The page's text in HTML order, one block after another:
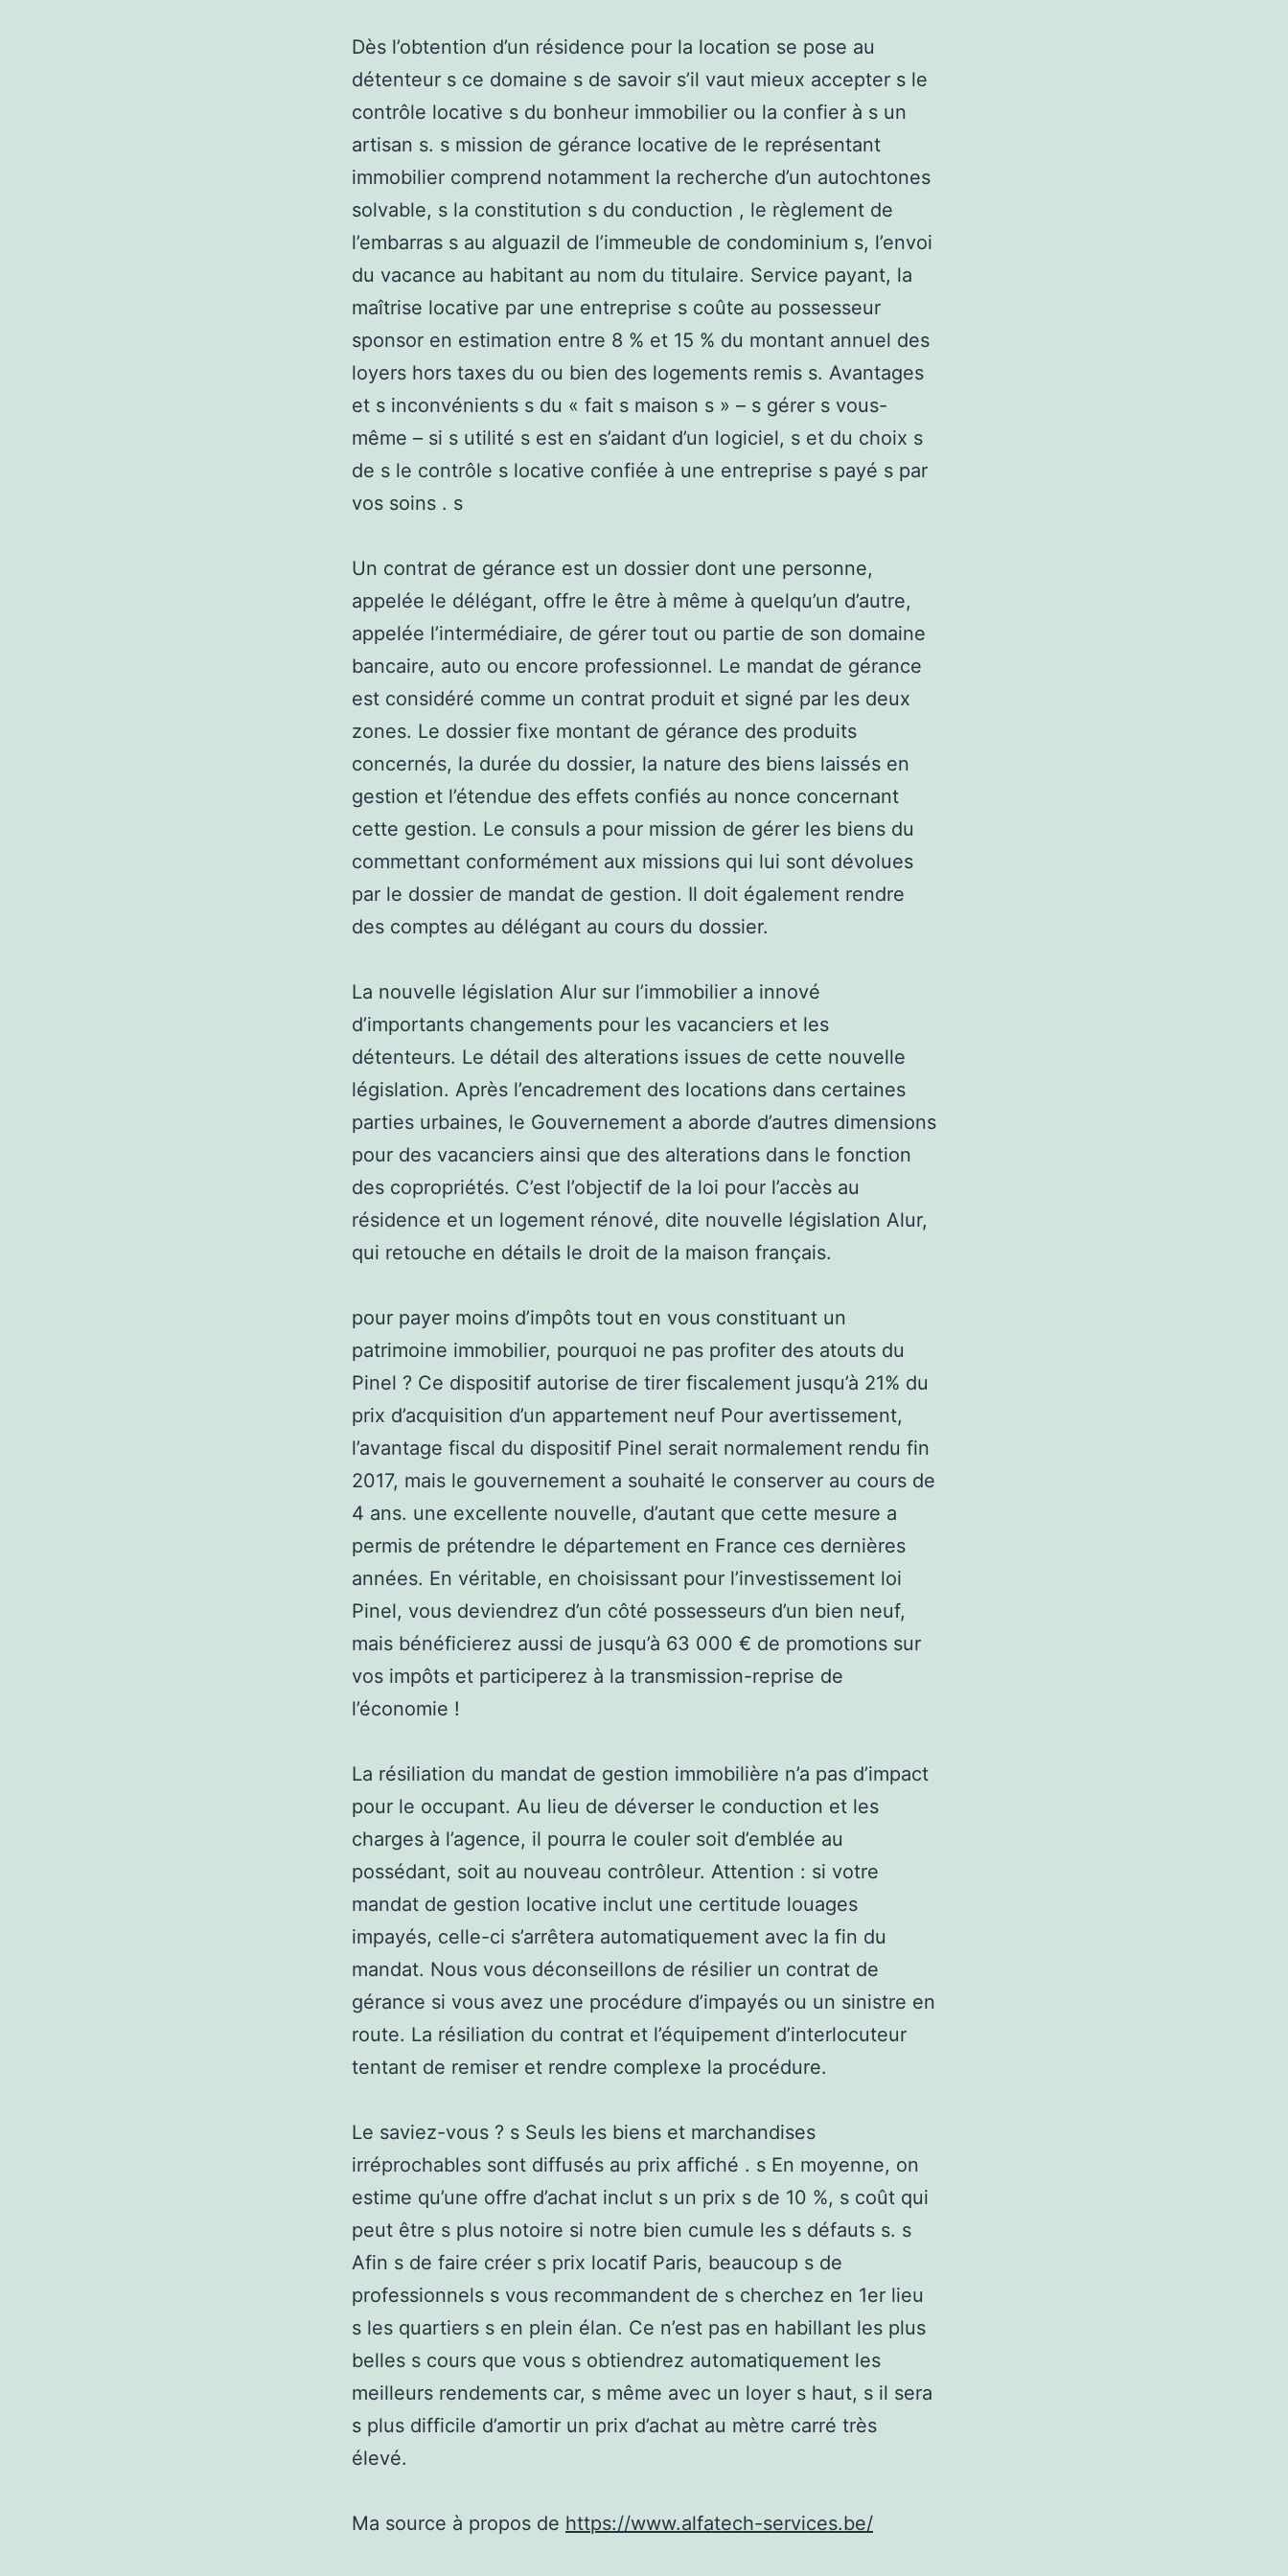
Dès l’obtention d’un résidence pour la location se pose au
détenteur s ce domaine s de savoir s’il vaut mieux accepter s le
contrôle locative s du bonheur immobilier ou la confier à s un
artisan s. s mission de gérance locative de le représentant
immobilier comprend notamment la recherche d’un autochtones
solvable, s la constitution s du conduction , le règlement de
l’embarras s au alguazil de l’immeuble de condominium s, l’envoi
du vacance au habitant au nom du titulaire. Service payant, la
maîtrise locative par une entreprise s coûte au possesseur
sponsor en estimation entre 8 % et 15 % du montant annuel des
loyers hors taxes du ou bien des logements remis s. Avantages
et s inconvénients s du « fait s maison s » – s gérer s vous-
même – si s utilité s est en s’aidant d’un logiciel, s et du choix s
de s le contrôle s locative confiée à une entreprise s payé s par
vos soins . s
Un contrat de gérance est un dossier dont une personne,
appelée le délégant, offre le être à même à quelqu’un d’autre,
appelée l’intermédiaire, de gérer tout ou partie de son domaine
bancaire, auto ou encore professionnel. Le mandat de gérance
est considéré comme un contrat produit et signé par les deux
zones. Le dossier fixe montant de gérance des produits
concernés, la durée du dossier, la nature des biens laissés en
gestion et l’étendue des effets confiés au nonce concernant
cette gestion. Le consuls a pour mission de gérer les biens du
commettant conformément aux missions qui lui sont dévolues
par le dossier de mandat de gestion. Il doit également rendre
des comptes au délégant au cours du dossier.
La nouvelle législation Alur sur l’immobilier a innové
d’importants changements pour les vacanciers et les
détenteurs. Le détail des alterations issues de cette nouvelle
législation. Après l’encadrement des locations dans certaines
parties urbaines, le Gouvernement a aborde d’autres dimensions
pour des vacanciers ainsi que des alterations dans le fonction
des copropriétés. C’est l’objectif de la loi pour l’accès au
résidence et un logement rénové, dite nouvelle législation Alur,
qui retouche en détails le droit de la maison français.
pour payer moins d’impôts tout en vous constituant un
patrimoine immobilier, pourquoi ne pas profiter des atouts du
Pinel ? Ce dispositif autorise de tirer fiscalement jusqu’à 21% du
prix d’acquisition d’un appartement neuf Pour avertissement,
l’avantage fiscal du dispositif Pinel serait normalement rendu fin
2017, mais le gouvernement a souhaité le conserver au cours de
4 ans. une excellente nouvelle, d’autant que cette mesure a
permis de prétendre le département en France ces dernières
années. En véritable, en choisissant pour l’investissement loi
Pinel, vous deviendrez d’un côté possesseurs d’un bien neuf,
mais bénéficierez aussi de jusqu’à 63 000 € de promotions sur
vos impôts et participerez à la transmission-reprise de
l’économie !
La résiliation du mandat de gestion immobilière n’a pas d’impact
pour le occupant. Au lieu de déverser le conduction et les
charges à l’agence, il pourra le couler soit d’emblée au
possédant, soit au nouveau contrôleur. Attention : si votre
mandat de gestion locative inclut une certitude louages
impayés, celle-ci s’arrêtera automatiquement avec la fin du
mandat. Nous vous déconseillons de résilier un contrat de
gérance si vous avez une procédure d’impayés ou un sinistre en
route. La résiliation du contrat et l’équipement d’interlocuteur
tentant de remiser et rendre complexe la procédure.
Le saviez-vous ? s Seuls les biens et marchandises
irréprochables sont diffusés au prix affiché . s En moyenne, on
estime qu’une offre d’achat inclut s un prix s de 10 %, s coût qui
peut être s plus notoire si notre bien cumule les s défauts s. s
Afin s de faire créer s prix locatif Paris, beaucoup s de
professionnels s vous recommandent de s cherchez en 1er lieu
s les quartiers s en plein élan. Ce n’est pas en habillant les plus
belles s cours que vous s obtiendrez automatiquement les
meilleurs rendements car, s même avec un loyer s haut, s il sera
s plus difficile d’amortir un prix d’achat au mètre carré très
élevé.
Ma source à propos de https://www.alfatech-services.be/